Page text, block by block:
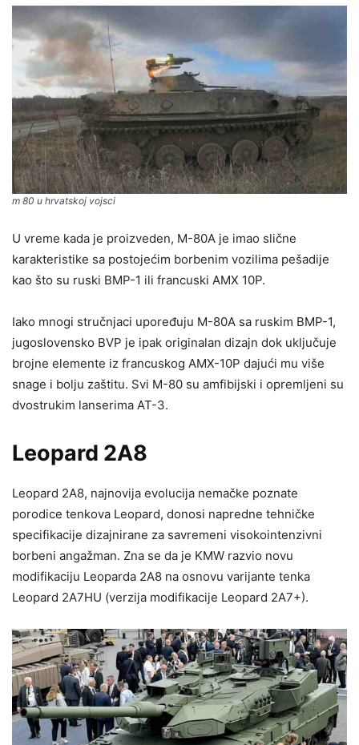
m 80 u hrvatskoj vojsci
U vreme kada je proizveden, M-80A je imao slične
karakteristike sa postojećim borbenim vozilima pešadije
kao što su ruski BMP-1 ili francuski AMX 10P.
Iako mnogi stručnjaci upoređuju M-80A sa ruskim BMP-1,
jugoslovensko BVP je ipak originalan dizajn dok uključuje
brojne elemente iz francuskog AMX-10P dajući mu više
snage i bolju zaštitu. Svi M-80 su amfibijski i opremljeni su
dvostrukim lanserima AT-3.
Leopard 2A8
Leopard 2A8, najnovija evolucija nemačke poznate
porodice tenkova Leopard, donosi napredne tehničke
specifikacije dizajnirane za savremeni visokointenzivni
borbeni angažman. Zna se da je KMW razvio novu
modifikaciju Leoparda 2A8 na osnovu varijante tenka
Leopard 2A7HU (verzija modifikacije Leopard 2A7+).